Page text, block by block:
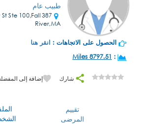
طبيب عام
St Ste 100,Fall
River,MA
الحصول على الاتجاهات : انقر هنا
:
8797.51 Miles
شارك إضافة إلى
تقييم
المرضى